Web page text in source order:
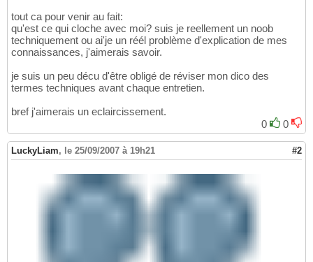
tout ca pour venir au fait:
qu'est ce qui cloche avec moi? suis je reellement un noob
techniquement ou ai'je un réél problème d'explication de mes
connaissances, j'aimerais savoir.
je suis un peu décu d'être obligé de réviser mon dico des
termes techniques avant chaque entretien.
bref j'aimerais un eclaircissement.
0
0
LuckyLiam, le 25/09/2007 à 19h21 #2